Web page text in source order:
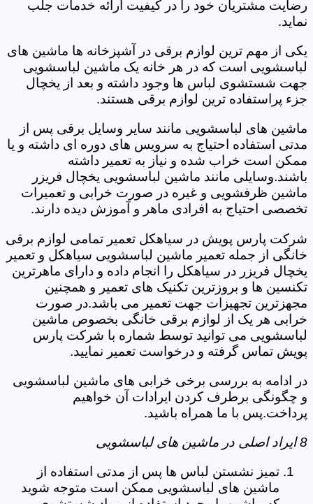
رضایت مشتریان خود را در کیفیت ارائه خدمات جلب
نماید.
یکی از مهم ترین لوازم برقی در آشپزخانه ها ماشین های
لباسشویی است که در هر خانه یک ماشین لباسشویی
جهت شستشوی لباس ها وجود داشته و بعد از یخچال
جزء پراستفاده ترین لوازم برقی هستند.
ماشین های لباسشویی مانند سایر وسایل برقی پس از
مدتی استفاده احتیاج به سرویس های دوره ای داشته و یا
ممکن است خراب شده و نیاز به تعمیر داشته
باشند.وسایلی مانند ماشین لباسشویی یخچال فریزر
ماشین ظرفشویی و غیره در صورت خرابی و تعمیرات
تخصصی احتیاج به افرادی ماهر و آموزش دیده دارند.
شرکت پارس پویش در سیاهکل تعمیر تمامی لوازم برقی
خانگی از جمله تعمیر ماشین لباسشویی سیاهکل و تعمیر
یخچال فریزر در سیاهکل را انجام داده و دارای ماهرترین
تکنسین ها و بروزترین تکنیک های تعمیر و همچنین
مجهزترین تجهیزات جهت تعمیر می باشد.در صورت
خرابی هر یک از لوازم برقی خانگی بخصوص ماشین
لباسشویی می توانید توسط شماره با شرکت پارس
پویش تماس گرفته و درخواست تعمیر نمایید.
در ادامه به بررسی برخی خرابی های ماشین لباسشویی
و چگونگی برطرف کردن ایرادات آن خواهیم
پرداخت.پس با ما همراه باشید.
8 ایراد اصلی در ماشین های لباسشویی
تمیز نشستن لباس ها پس از مدتی استفاده از
ماشین های لباسشویی ممکن است متوجه شوید